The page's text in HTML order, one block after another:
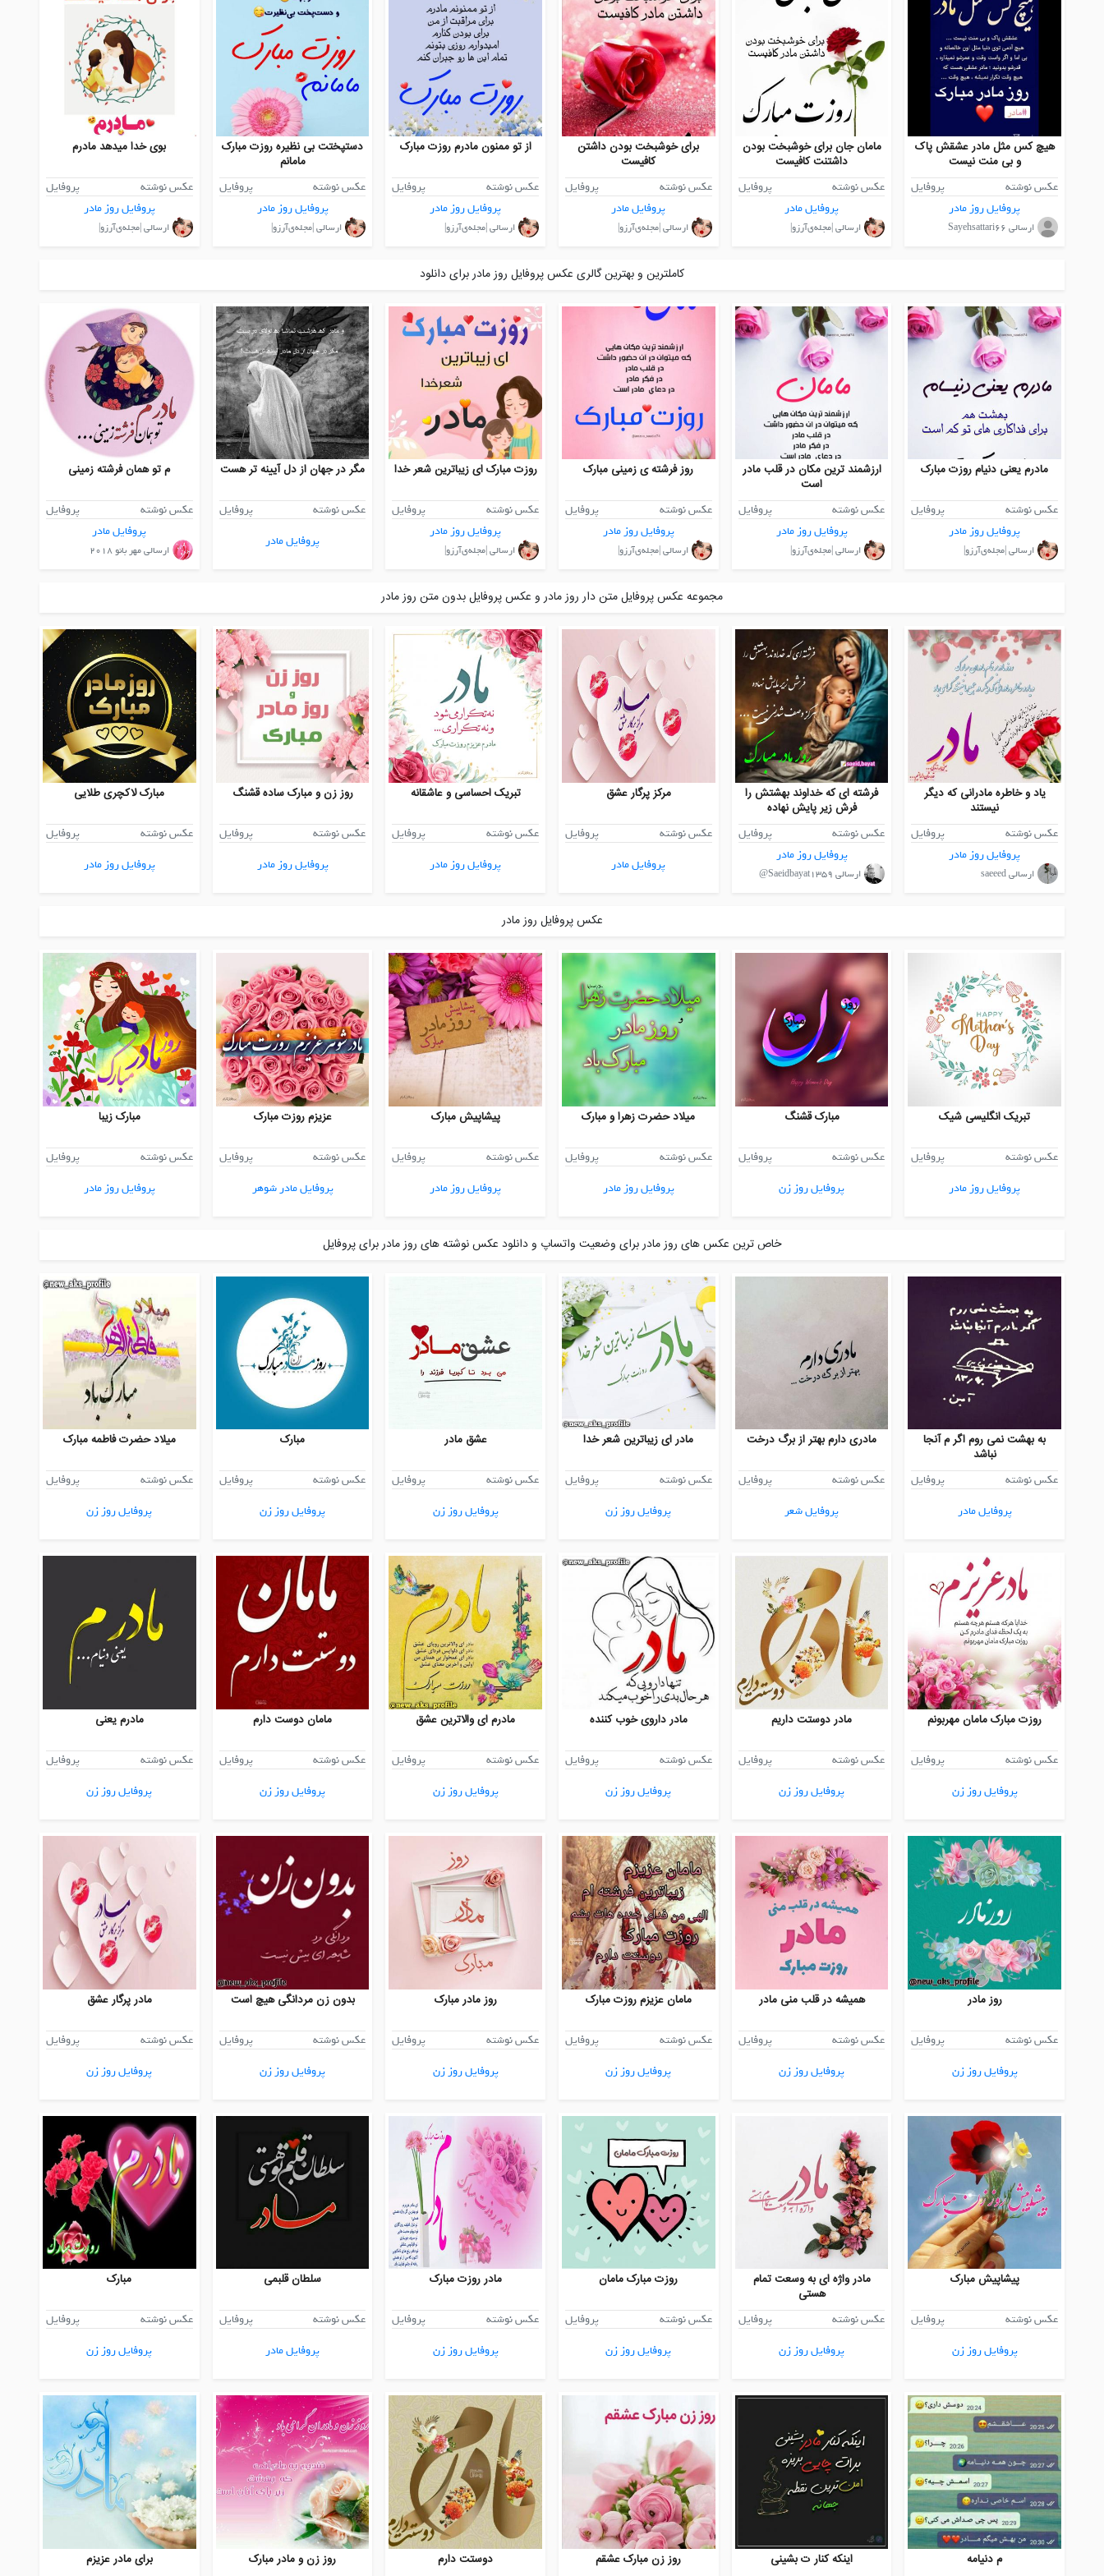
هیچ کس مثل مادر عشقش پاک
و بی منت نیست
عکس نوشته
پروفایل
پروفایل روز مادر
ارسالی Sayehsattari66
مامان جان برای خوشبخت بودن
داشتنت کافیست
عکس نوشته
پروفایل
پروفایل مادر
ارسالی |مجله‌ی‌آرزو|
برای خوشبخت بودن داشتن
کافیست
عکس نوشته
پروفایل
پروفایل مادر
ارسالی |مجله‌ی‌آرزو|
از تو ممنون مادرم روزت مبارک
عکس نوشته
پروفایل
پروفایل روز مادر
ارسالی |مجله‌ی‌آرزو|
دستپختت بی نظیره روزت مبارک
مامانم
عکس نوشته
پروفایل
پروفایل روز مادر
ارسالی |مجله‌ی‌آرزو|
بوی خدا میدهد مادرم
عکس نوشته
پروفایل
پروفایل روز مادر
ارسالی |مجله‌ی‌آرزو|
کاملترین و بهترین گالری عکس پروفایل روز مادر برای دانلود
مادرم یعنی دنیام روزت مبارک
عکس نوشته
پروفایل
پروفایل روز مادر
ارسالی |مجله‌ی‌آرزو|
ارزشمند ترین مکان در قلب مادر
است
عکس نوشته
پروفایل
پروفایل روز مادر
ارسالی |مجله‌ی‌آرزو|
روز فرشته ی زمینی مبارک
عکس نوشته
پروفایل
پروفایل روز مادر
ارسالی |مجله‌ی‌آرزو|
روزت مبارک ای زیباترین شعر خدا
عکس نوشته
پروفایل
پروفایل روز مادر
ارسالی |مجله‌ی‌آرزو|
مگر در جهان از دل آیینه تر هست
عکس نوشته
پروفایل
پروفایل مادر
م تو همان فرشته زمینی
عکس نوشته
پروفایل
پروفایل مادر
ارسالی مهر بانو ۲۰۱۸
مجموعه عکس پروفایل متن دار روز مادر و عکس پروفایل بدون متن روز مادر
یاد و خاطره مادرانی که دیگر
نیستند
عکس نوشته
پروفایل
پروفایل روز مادر
ارسالی saeeed
فرشته ای که خداوند بهشتش را
فرش زیر پایش نهاده
عکس نوشته
پروفایل
پروفایل روز مادر
ارسالی Saeidbayat1359@
مرکز پرگار عشق
عکس نوشته
پروفایل
پروفایل مادر
تبریک احساسی و عاشقانه
عکس نوشته
پروفایل
پروفایل روز مادر
روز زن و مبارک ساده قشنگ
عکس نوشته
پروفایل
پروفایل روز مادر
مبارک لاکچری طلایی
عکس نوشته
پروفایل
پروفایل روز مادر
عکس پروفایل روز مادر
تبریک انگلیسی شیک
عکس نوشته
پروفایل
پروفایل روز مادر
مبارک قشنگ
عکس نوشته
پروفایل
پروفایل روز زن
میلاد حضرت زهرا و مبارک
عکس نوشته
پروفایل
پروفایل روز مادر
پیشاپیش مبارک
عکس نوشته
پروفایل
پروفایل روز مادر
عزیزم روزت مبارک
عکس نوشته
پروفایل
پروفایل مادر شوهر
مبارک زیبا
عکس نوشته
پروفایل
پروفایل روز مادر
خاص ترین عکس های روز مادر برای وضعیت واتساپ و دانلود عکس نوشته های روز مادر برای پروفایل
به بهشت نمی روم اگر م آنجا
نباشد
عکس نوشته
پروفایل
پروفایل مادر
مادری دارم بهتر از برگ درخت
عکس نوشته
پروفایل
پروفایل شعر
مادر ای زیباترین شعر خدا
عکس نوشته
پروفایل
پروفایل روز زن
عشق مادر
عکس نوشته
پروفایل
پروفایل روز زن
مبارک
عکس نوشته
پروفایل
پروفایل روز زن
میلاد حضرت فاطمه مبارک
عکس نوشته
پروفایل
پروفایل روز زن
روزت مبارک مامان مهربونم
عکس نوشته
پروفایل
پروفایل روز زن
مادر دوستت داریم
عکس نوشته
پروفایل
پروفایل روز زن
مادر داروی خوب کننده
عکس نوشته
پروفایل
پروفایل روز زن
مادرم ای والاترین عشق
عکس نوشته
پروفایل
پروفایل روز زن
مامان دوست دارم
عکس نوشته
پروفایل
پروفایل روز زن
مادرم یعنی
عکس نوشته
پروفایل
پروفایل روز زن
روز مادر
عکس نوشته
پروفایل
پروفایل روز زن
همیشه در قلب منی مادر
عکس نوشته
پروفایل
پروفایل روز زن
مامان عزیزم روزت مبارک
عکس نوشته
پروفایل
پروفایل روز زن
روز مادر مبارک
عکس نوشته
پروفایل
پروفایل روز زن
بدون زن مردانگی هیچ است
عکس نوشته
پروفایل
پروفایل روز زن
مادر پرگار عشق
عکس نوشته
پروفایل
پروفایل روز زن
پیشاپیش مبارک
عکس نوشته
پروفایل
پروفایل روز زن
مادر واژه ای به وسعت تمام
هستی
عکس نوشته
پروفایل
پروفایل روز زن
روزت مبارک مامان
عکس نوشته
پروفایل
پروفایل روز زن
مادر روزت مبارک
عکس نوشته
پروفایل
پروفایل روز زن
سلطان قلبمی
عکس نوشته
پروفایل
پروفایل مادر
مبارک
عکس نوشته
پروفایل
پروفایل روز زن
م دنیامه اینکه کنار ت بشینی روز زن مبارک عشقم دوستت دارم روز زن و مادر مبارک برای مادر عزیزم